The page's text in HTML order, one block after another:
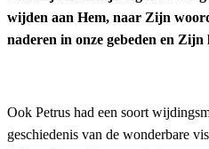
wijden aan Hem, naar Zijn
naderen in onze gebeden en Zijn
Ook Petrus had een soort
geschiedenis van de wonderbare